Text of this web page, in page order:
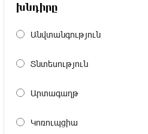
պահանջարկ չունեցող
Ատոմ Մխիթարյան
աչքերի առաջ․
խնդիրը
Անվտանգություն
Տնտեսություն
Արտագաղթ
Կոռուպցիա